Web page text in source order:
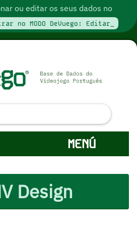
ou editar os seus dados no
no MODO DeVuego: Editar_
MENÚ
Design